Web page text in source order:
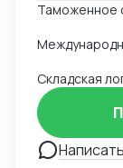
Таможенное
Складская
Написать